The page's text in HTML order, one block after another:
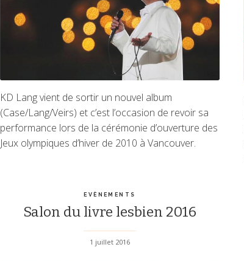
KD Lang vient de sortir un nouvel album
(Case/Lang/Veirs) et c’est l’occasion de revoir sa
performance lors de la cérémonie d’ouverture des
Jeux olympiques d’hiver de 2010 à Vancouver.
EVÈNEMENTS
Salon du livre lesbien 2016
1 juillet 2016